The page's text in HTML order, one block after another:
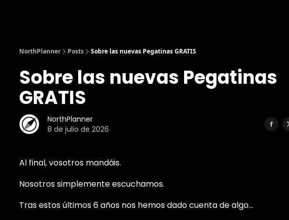
NorthPlanner Posts Sobre las nuevas Pegatinas GRATIS
Sobre las nuevas Pegatinas
GRATIS
NorthPlanner
8 de julio de 2026
Al final, vosotros mandáis.
Nosotros simplemente escuchamos.
Tras estos últimos 6 años nos hemos dado cuenta de algo…